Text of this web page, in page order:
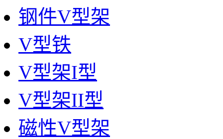
钢件V型架
V型铁
V型架I型
V型架II型
磁性V型架